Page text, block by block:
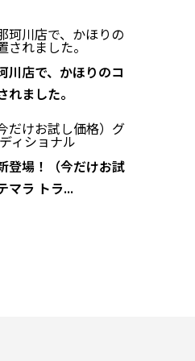
川店で、かほりのコ
ました。
登場！（今だけお試
マラ トラ...